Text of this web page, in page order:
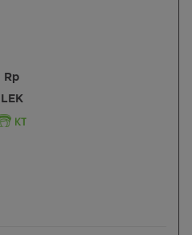
Rp
LEK